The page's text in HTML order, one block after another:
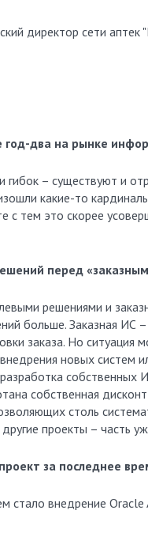
директор сети
год-два на рынке
– существуют и
какие-то
с тем это скорее
перед
решениями и
больше. Заказная ИС
заказа. Но ситуация
новых
собственных
собственная
столь
проекты – часть
за последнее
стало внедрение